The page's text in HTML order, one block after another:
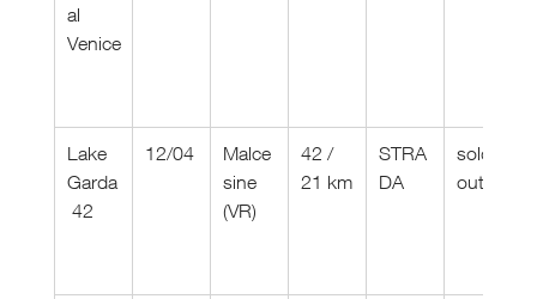
al
Venice
Lake
Garda
42
12/04
Malce
sine
(VR)
42 /
21 km
STRA
DA
sold
out